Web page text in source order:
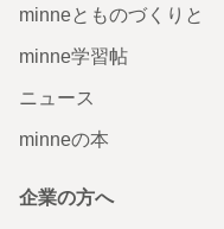
minneとものづくりと
minne学習帖
ニュース
minneの本
企業の方へ